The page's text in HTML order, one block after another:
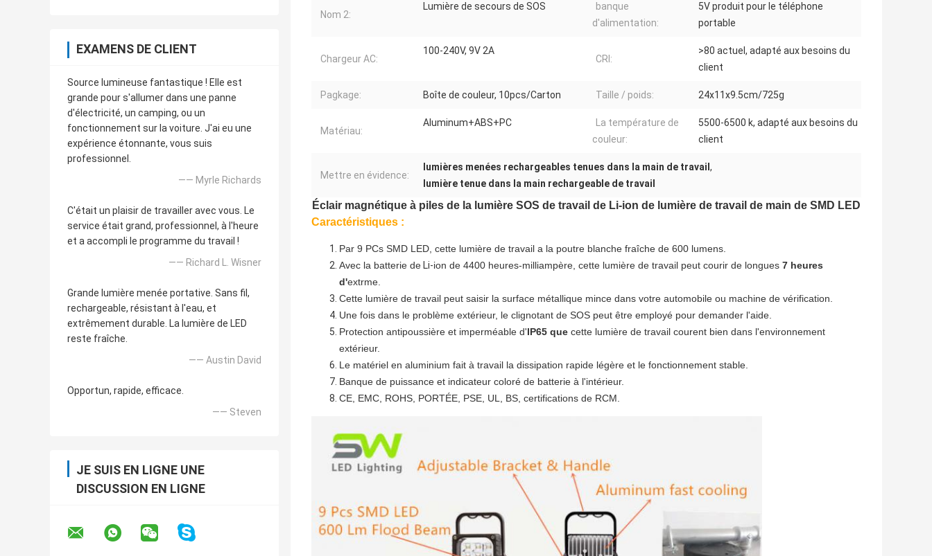
EXAMENS DE CLIENT
Source lumineuse fantastique ! Elle est
grande pour s'allumer dans une panne
d'électricité, un camping, ou un
fonctionnement sur la voiture. J'ai eu une
expérience étonnante, vous suis
professionnel.
—— Myrle Richards
C'était un plaisir de travailler avec vous. Le
service était grand, professionnel, à l'heure
et a accompli le programme du travail !
—— Richard L. Wisner
Grande lumière menée portative. Sans fil,
rechargeable, résistant à l'eau, et
extrêmement durable. La lumière de LED
reste fraîche.
—— Austin David
Opportun, rapide, efficace.
—— Steven
JE SUIS EN LIGNE UNE
DISCUSSION EN LIGNE
Nom 2:
Lumière de secours de SOS
banque
d'alimentation:
5V produit pour le téléphone
portable
Chargeur AC:
100-240V, 9V 2A
CRI:
>80 actuel, adapté aux besoins du
client
Pagkage: Boîte de couleur, 10pcs/Carton Taille / poids: 24x11x9.5cm/725g
Matériau:
Aluminum+ABS+PC
La température de
couleur:
5500-6500 k, adapté aux besoins du
client
Mettre en évidence:
lumières menées rechargeables tenues dans la main de travail ,
lumière tenue dans la main rechargeable de travail
Éclair magnétique à piles de la lumière SOS de travail de Li-ion de lumière de travail de main de SMD LED
Caractéristiques :
Par 9 PCs SMD LED, cette lumière de travail a la poutre blanche fraîche de 600 lumens.
Avec la batterie de Li-ion de 4400 heures-milliampère, cette lumière de travail peut courir de longues 7 heures
d'extrme.
Cette lumière de travail peut saisir la surface métallique mince dans votre automobile ou machine de vérification.
Une fois dans le problème extérieur, le clignotant de SOS peut être employé pour demander l'aide.
Protection antipoussière et imperméable d'IP65 que cette lumière de travail courent bien dans l'environnement
extérieur.
Le matériel en aluminium fait à travail la dissipation rapide légère et le fonctionnement stable.
Banque de puissance et indicateur coloré de batterie à l'intérieur.
CE, EMC, ROHS, PORTÉE, PSE, UL, BS, certifications de RCM.